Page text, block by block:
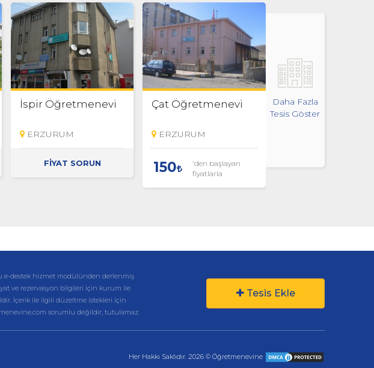
İspir Öğretmenevi
ERZURUM
FİYAT SORUN
Çat Öğretmenevi
ERZURUM
150
'den başlayan
fiyatlarla
Narman
Öğretmenevi
300
Daha Fazla
Tesis Göster
e-destek hizmet modülünden derlenmiş
ve rezervasyon bilgileri için kurum ile
İçerik ile ilgili düzeltme istekleri için
sorumlu değildir, tutulamaz.
Tesis Ekle
Her Hakkı Saklıdır. 2026 © Öğretmenevine